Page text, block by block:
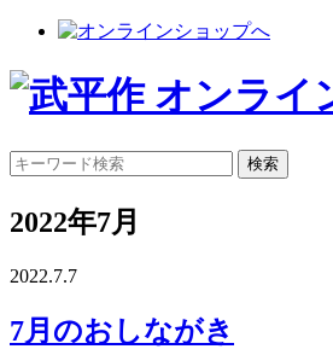
2022年7月
2022.7.7
7月のおしながき